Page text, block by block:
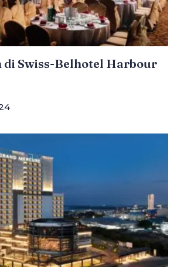
di Swiss-Belhotel Harbour